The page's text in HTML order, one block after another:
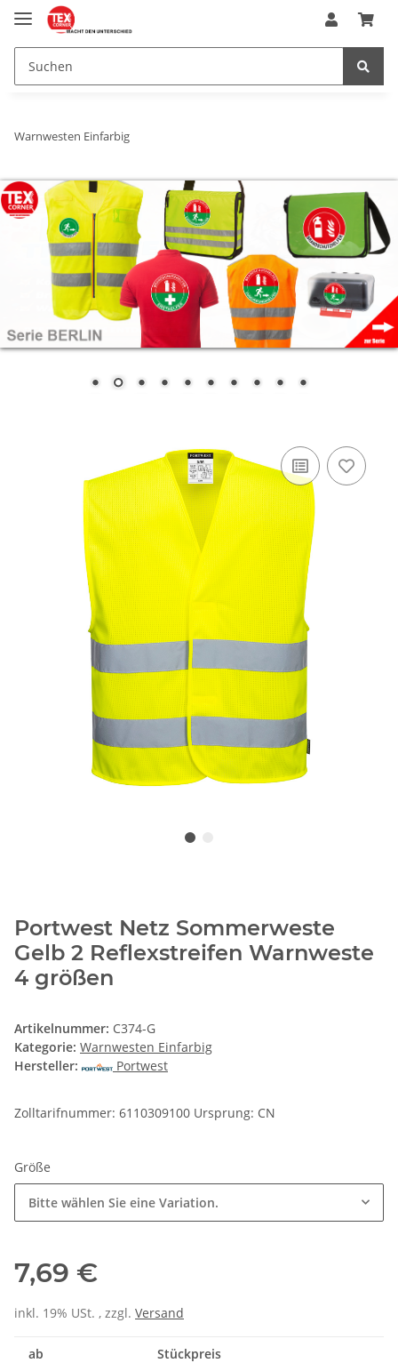
Warnwesten Einfarbig
Portwest Netz Sommerweste
Gelb 2 Reflexstreifen Warnweste
4 größen
Artikelnummer: C374-G
Kategorie: Warnwesten Einfarbig
Hersteller:
Portwest
Zolltarifnummer: 6110309100 Ursprung: CN
Größe
Bitte wählen Sie eine Variation.
7,69 €
inkl. 19% USt. , zzgl. Versand
ab Stückpreis